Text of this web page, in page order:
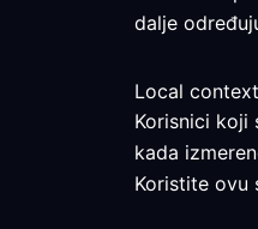
dalje
Local context
Korisnici koji
kada
Koristite ovu